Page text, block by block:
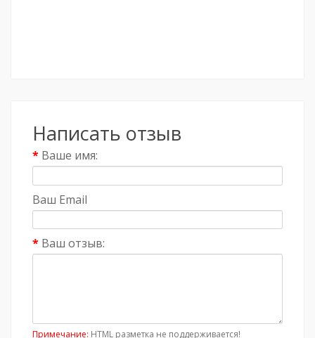
Написать отзыв
Ваше имя:
Ваш Email
Ваш отзыв:
Примечание: HTML разметка не поддерживается!